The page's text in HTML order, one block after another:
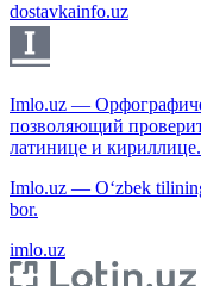
dostavkainfo.uz
Imlo.uz —
позволяющий
латинице и
Imlo.uz — O‘zbek
bor.
imlo.uz